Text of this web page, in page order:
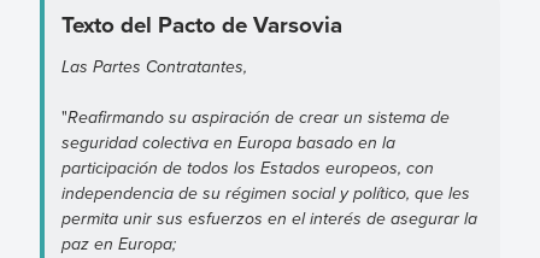
Texto del Pacto de Varsovia
Las Partes Contratantes,
"Reafirmando su aspiración de crear un sistema de
seguridad colectiva en Europa basado en la
participación de todos los Estados europeos, con
independencia de su régimen social y político, que les
permita unir sus esfuerzos en el interés de asegurar la
paz en Europa;